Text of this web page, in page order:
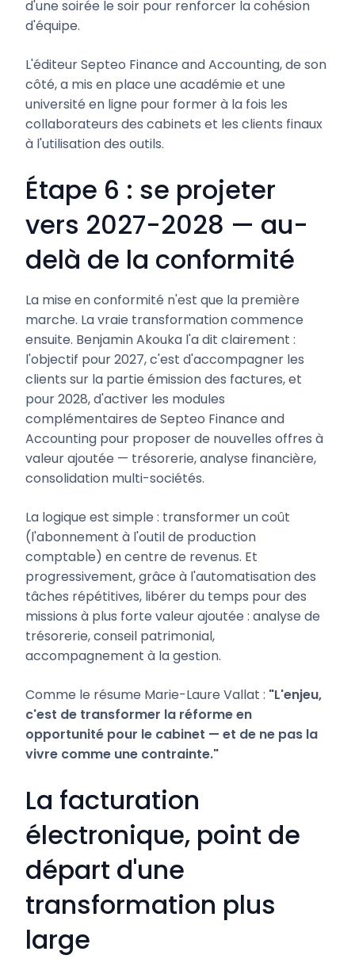
d'une soirée le soir pour renforcer la cohésion
d'équipe.
L'éditeur Septeo Finance and Accounting, de son
côté, a mis en place une académie et une
université en ligne pour former à la fois les
collaborateurs des cabinets et les clients finaux
à l'utilisation des outils.
Étape 6 : se projeter
vers 2027-2028 — au-
delà de la conformité
La mise en conformité n'est que la première
marche. La vraie transformation commence
ensuite. Benjamin Akouka l'a dit clairement :
l'objectif pour 2027, c'est d'accompagner les
clients sur la partie émission des factures, et
pour 2028, d'activer les modules
complémentaires de Septeo Finance and
Accounting pour proposer de nouvelles offres à
valeur ajoutée — trésorerie, analyse financière,
consolidation multi-sociétés.
La logique est simple : transformer un coût
(l'abonnement à l'outil de production
comptable) en centre de revenus. Et
progressivement, grâce à l'automatisation des
tâches répétitives, libérer du temps pour des
missions à plus forte valeur ajoutée : analyse de
trésorerie, conseil patrimonial,
accompagnement à la gestion.
Comme le résume Marie-Laure Vallat : "L'enjeu,
c'est de transformer la réforme en
opportunité pour le cabinet — et de ne pas la
vivre comme une contrainte."
La facturation
électronique, point de
départ d'une
transformation plus
large